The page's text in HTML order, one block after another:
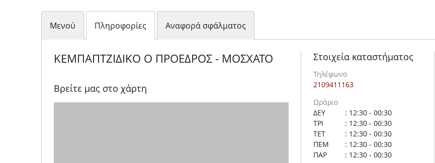
Μενού Πληροφορίες Αναφορά σφάλματος
Στοιχεία καταστήματος
Τηλέφωνο
2109411163
Ωράριο
ΔΕΥ
: 12:30 - 00:30
ΤΡΙ
: 12:30 - 00:30
ΤΕΤ
: 12:30 - 00:30
ΠΕΜ
: 12:30 - 00:30
ΠΑΡ
: 12:30 - 00:30
ΚΕΜΠΑΠΤΖΙΔΙΚΟ Ο ΠΡΟΕΔΡΟΣ - ΜΟΣΧΑΤΟ
Βρείτε μας στο χάρτη